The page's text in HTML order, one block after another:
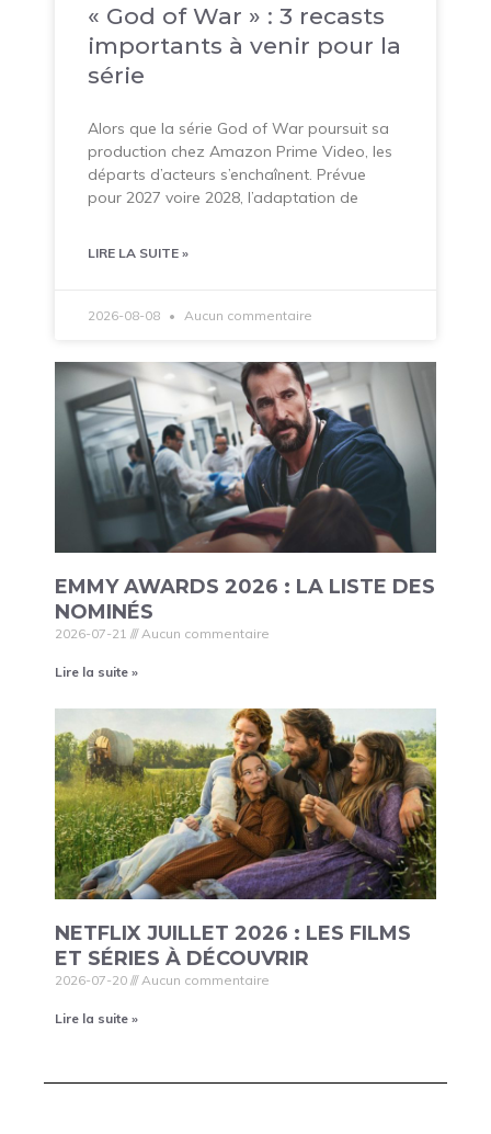
« God of War » : 3 recasts
importants à venir pour la
série
Alors que la série God of War poursuit sa
production chez Amazon Prime Video, les
départs d’acteurs s’enchaînent. Prévue
pour 2027 voire 2028, l’adaptation de
LIRE LA SUITE »
2026-08-08 Aucun commentaire
EMMY AWARDS 2026 : LA LISTE DES
NOMINÉS
2026-07-21 Aucun commentaire
Lire la suite »
NETFLIX JUILLET 2026 : LES FILMS
ET SÉRIES À DÉCOUVRIR
2026-07-20 Aucun commentaire
Lire la suite »